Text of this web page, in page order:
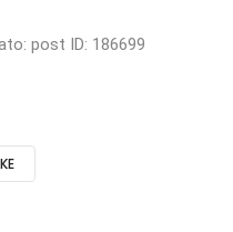
post ID: 186699